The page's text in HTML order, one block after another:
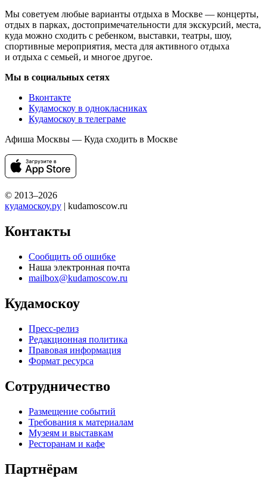
Мы советуем любые варианты отдыха в Москве — концерты,
отдых в парках, достопримечательности для экскурсий, места,
куда можно сходить с ребенком, выставки, театры, шоу,
спортивные мероприятия, места для активного отдыха
и отдыха с семьей, и многое другое.
Мы в социальных сетях
Вконтакте
Кудамоскоу в однокласниках
Кудамоскоу в телеграме
Афиша Москвы — Куда сходить в Москве
© 2013–2026
кудамоскоу.ру | kudamoscow.ru
Контакты
Сообщить об ошибке
Наша электронная почта
mailbox@kudamoscow.ru
Кудамоскоу
Пресс-релиз
Редакционная политика
Правовая информация
Формат ресурса
Сотрудничество
Размещение событий
Требования к материалам
Музеям и выставкам
Ресторанам и кафе
Партнёрам